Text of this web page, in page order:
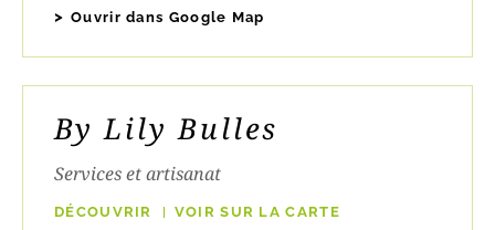
Ouvrir dans Google Map
By Lily Bulles
Services et artisanat
DÉCOUVRIR
VOIR SUR LA CARTE